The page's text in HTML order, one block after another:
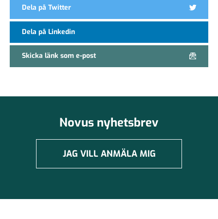
Dela på Twitter
Dela på Linkedin
Skicka länk som e-post
Novus nyhetsbrev
JAG VILL ANMÄLA MIG